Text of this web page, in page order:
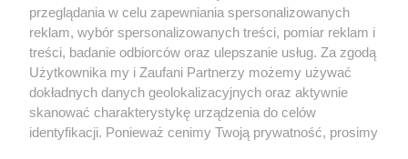
Nie zapomnij
zapoznać się z:
polityką prywatności regulamin korzystania z portali
Twojemiasto
Piekary Śląskie
Chorzów
Tarnowskie Góry
Skontakuj sięz nami
Kontakt
Wydawca
Redakcja
przeglądania w celu zapewniania spersonalizowanych
reklam, wybór spersonalizowanych treści, pomiar reklam i
treści, badanie odbiorców oraz ulepszanie usług. Za zgodą
Użytkownika my i Zaufani Partnerzy możemy używać
dokładnych danych geolokalizacyjnych oraz aktywnie
skanować charakterystykę urządzenia do celów
identyfikacji. Ponieważ cenimy Twoją prywatność, prosimy